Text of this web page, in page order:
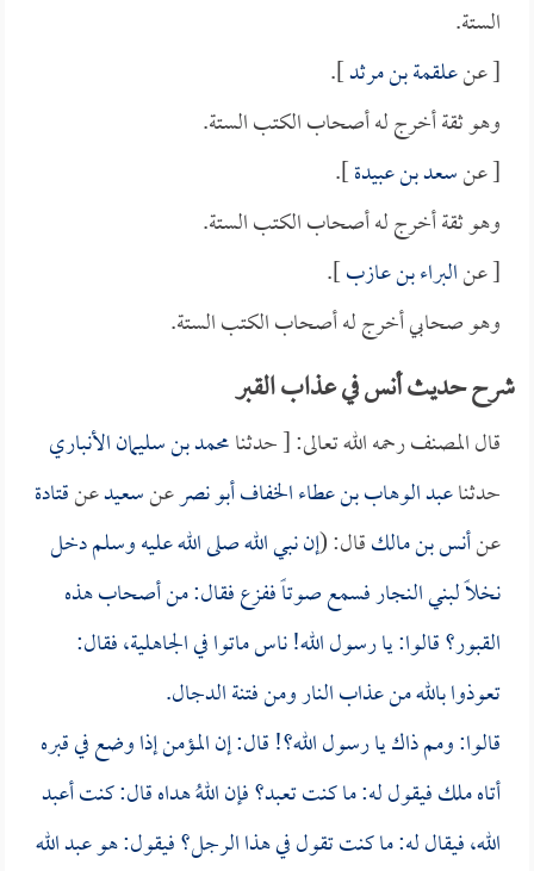
الستة.
[ عنعلقمة بن مرثد].
وهو ثقة أخرج له أصحاب الكتب الستة.
[ عنسعد بن عبيدة].
وهو ثقة أخرج له أصحاب الكتب الستة.
[ عنالبراء بن عازب].
وهو صحابي أخرج له أصحاب الكتب الستة.
شرح حديث أنس في عذاب القبر
قال المصنف رحمه الله تعالى: [ حدثنامحمد بن سليمان الأنباري
حدثناعبد الوهاب بن عطاء الخفاف أبو نصرعنسعيدعنقتادة
عنأنس بن مالكقال: (إن نبي الله صلى الله عليه وسلم دخل
نخلاً لبني النجار فسمع صوتاً ففزع فقال: من أصحاب هذه
القبور؟ قالوا: يا رسول الله! ناس ماتوا في الجاهلية، فقال:
تعوذوا بالله من عذاب النار ومن فتنة الدجال.
قالوا: ومم ذاك يا رسول الله؟! قال: إن المؤمن إذا وضع في قبره
أتاه ملك فيقول له: ما كنت تعبد؟ فإن اللهُ هداه قال: كنت أعبد
الله، فيقال له: ما كنت تقول في هذا الرجل؟ فيقول: هو عبد الله